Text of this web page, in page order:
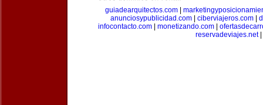
guiadearquitectos.com
anunciosypublicidad.com| ciberviajeros.com|
infocontacto.com
monetizando.com
reservadeviajes.net|